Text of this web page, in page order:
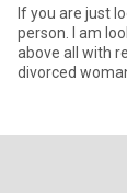
If you are just
person. I am
above all with
divorced